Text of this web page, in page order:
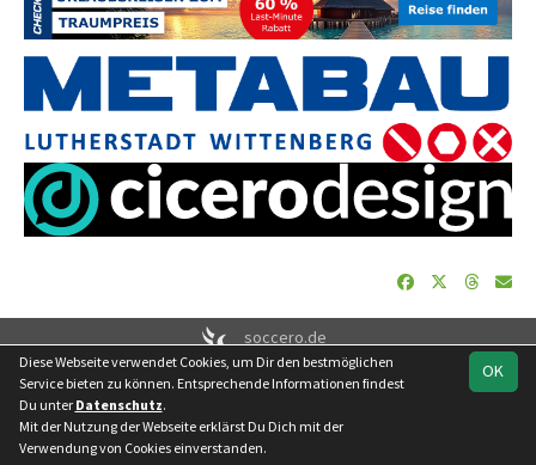
soccero.de
© 2006 - 2026
Besucherstatistik Geburtstage Impressum
Datenschutz
Kontakt
OK
Diese Webseite verwendet Cookies, um Dir den bestmöglichen
Service bieten zu können. Entsprechende Informationen findest
Du unter Datenschutz.
Mit der Nutzung der Webseite erklärst Du Dich mit der
Verwendung von Cookies einverstanden.